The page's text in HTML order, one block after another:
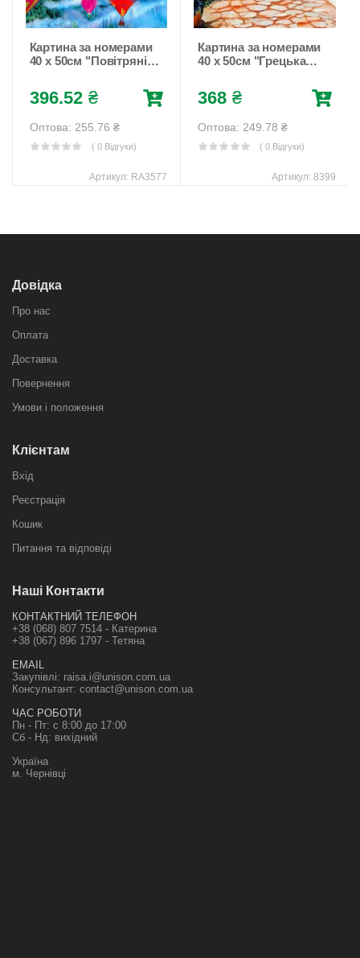
Картина за номерами
40 х 50см "Повітряні
Різнокольоровий
Unison (RA3577)
396.52 ₴
Оптова: 255.76 ₴
( 0 Відгуки)
Артикул: RA3577
Картина за номерами
40 х 50см "Грецька
Різнокольоровий
Unison (8399)
368 ₴
Оптова: 249.78 ₴
( 0 Відгуки)
Артикул: 8399
Довідка
Про нас
Оплата
Доставка
Повернення
Умови і положення
Клієнтам
Вхід
Реєстрація
Кошик
Питання та відповіді
Наші Контакти
КОНТАКТНИЙ ТЕЛЕФОН
+38 (068) 807 7514 - Катерина
+38 (067) 896 1797 - Тетяна
EMAIL
Закупівлі: raisa.i@unison.com.ua
Консультант: contact@unison.com.ua
ЧАС РОБОТИ
Пн - Пт: с 8:00 до 17:00
Сб - Нд: вихідний
Україна
м. Чернівці